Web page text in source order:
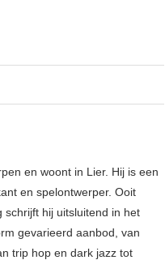
en woont in Lier. Hij is een
en spelontwerper. Ooit
schrijft hij uitsluitend in het
gevarieerd aanbod, van
trip hop en dark jazz tot